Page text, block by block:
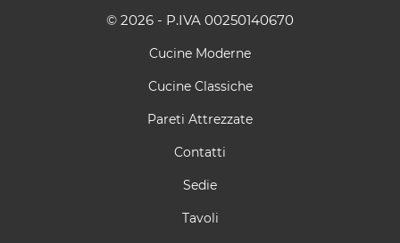
© 2026 - P.IVA 00250140670
Cucine Moderne
Cucine Classiche
Pareti Attrezzate
Contatti
Sedie
Tavoli